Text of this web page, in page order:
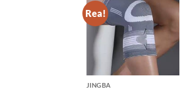
Rea!
JINGBA